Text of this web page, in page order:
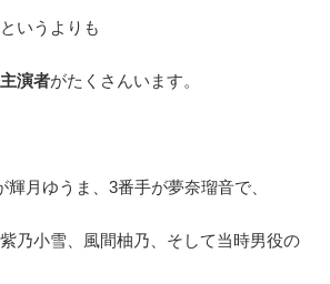
いうよりも
演者がたくさんいます。
月ゆうま、3番手が夢奈瑠音で、
乃小雪、風間柚乃、そして当時男役の